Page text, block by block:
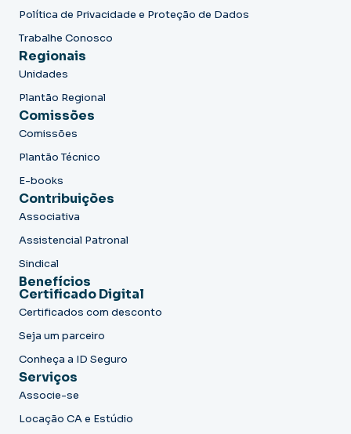
Política de Privacidade e Proteção de Dados
Trabalhe Conosco
Regionais
Unidades
Plantão Regional
Comissões
Comissões
Plantão Técnico
E-books
Contribuições
Associativa
Assistencial Patronal
Sindical
Benefícios
Certificado Digital
Certificados com desconto
Seja um parceiro
Conheça a ID Seguro
Serviços
Associe-se
Locação CA e Estúdio